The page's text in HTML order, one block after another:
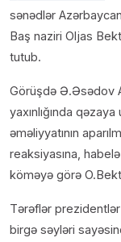
sənədlər
Baş naziri Oljas
tutub.
Görüşdə Ə.Əsədov
yaxınlığında
əməliyyatının
reaksiyasına,
köməyə görə
Tərəflər
birgə səyləri